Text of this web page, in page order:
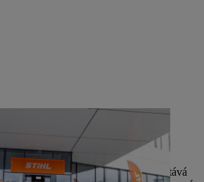
pro úspěšnou budoucnost
v regionu ukazuje stavební
investuje do budoucnosti a zůstává